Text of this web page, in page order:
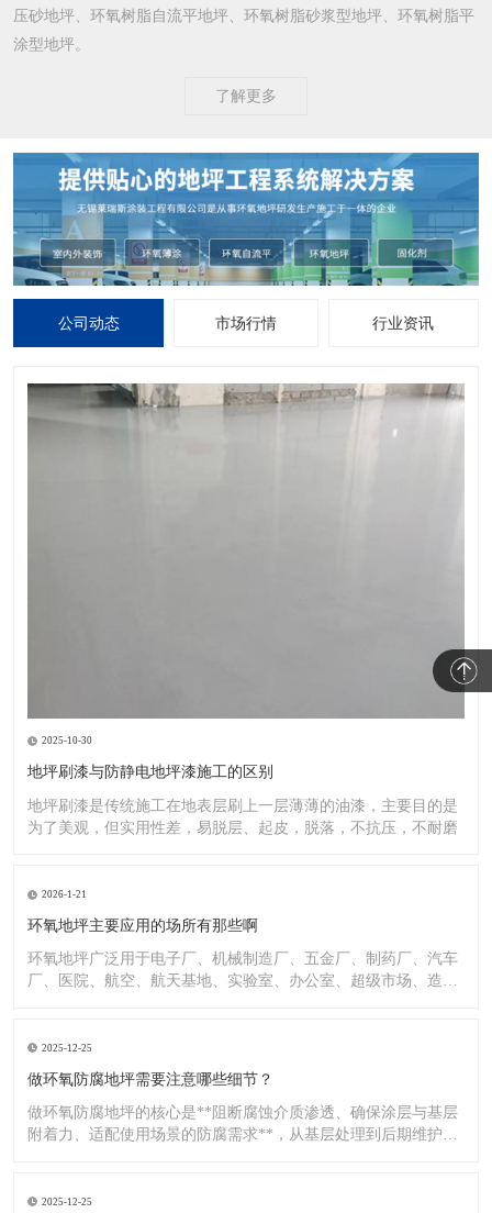
压砂地坪、环氧树脂自流平地坪、环氧树脂砂浆型地坪、环氧树脂平
涂型地坪。
了解更多
公司动态 市场行情 行业资讯
2025-10-30
地坪刷漆与防静电地坪漆施工的区别
地坪刷漆是传统施工在地表层刷上一层薄薄的油漆，主要目的是
为了美观，但实用性差，易脱层、起皮，脱落，不抗压，不耐磨
2026-1-21
环氧地坪主要应用的场所有那些啊
环氧地坪广泛用于电子厂、机械制造厂、五金厂、制药厂、汽车
厂、医院、航空、航天基地、实验室、办公室、超级市场、造纸
2025-12-25
做环氧防腐地坪需要注意哪些细节？
做环氧防腐地坪的核心是**阻断腐蚀介质渗透、确保涂层与基层
附着力、适配使用场景的防腐需求**，从基层处理到后期维护，
2025-12-25